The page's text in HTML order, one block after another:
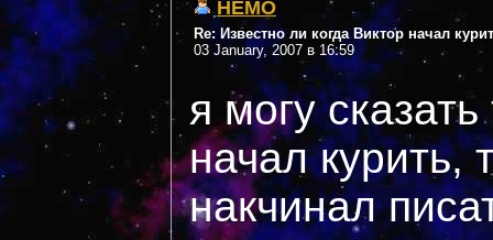
НЕМО
Re: Известно ли когда Виктор начал
03 January, 2007 в 16:59
я могу
начал
накчинал